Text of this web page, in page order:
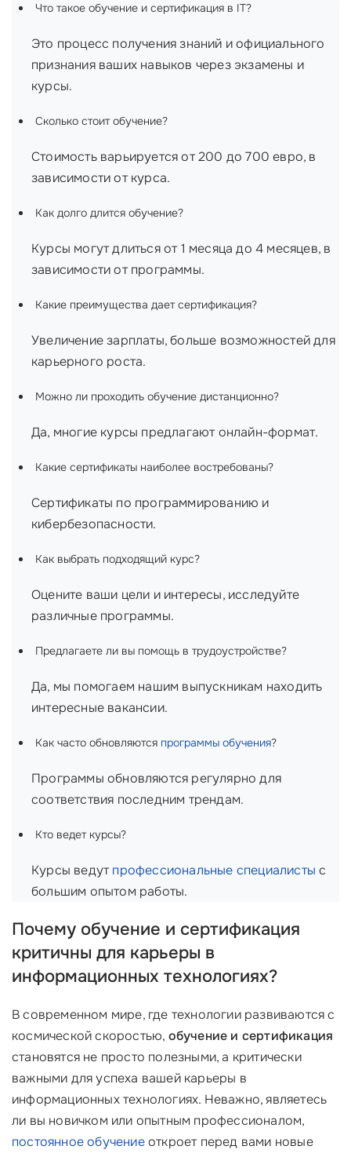
Что такое обучение и сертификация в IT?
Это процесс получения знаний и официального
признания ваших навыков через экзамены и
курсы.
Сколько стоит обучение?
Стоимость варьируется от 200 до 700 евро, в
зависимости от курса.
Как долго длится обучение?
Курсы могут длиться от 1 месяца до 4 месяцев, в
зависимости от программы.
Какие преимущества дает сертификация?
Увеличение зарплаты, больше возможностей для
карьерного роста.
Можно ли проходить обучение дистанционно?
Да, многие курсы предлагают онлайн-формат.
Какие сертификаты наиболее востребованы?
Сертификаты по программированию и
кибербезопасности.
Как выбрать подходящий курс?
Оцените ваши цели и интересы, исследуйте
различные программы.
Предлагаете ли вы помощь в трудоустройстве?
Да, мы помогаем нашим выпускникам находить
интересные вакансии.
Как часто обновляются программы обучения?
Программы обновляются регулярно для
соответствия последним трендам.
Кто ведет курсы?
Курсы ведутпрофессиональные специалисты с
большим опытом работы.
Почему обучение и сертификация
критичны для карьеры в
информационных технологиях?
В современном мире, где технологии развиваются с
космической скоростью, обучение и сертификация
становятся не просто полезными, а критически
важными для успеха вашей карьеры в
информационных технологиях. Неважно, являетесь
ли вы новичком или опытным профессионалом,
постоянное обучениеоткроет перед вами новые